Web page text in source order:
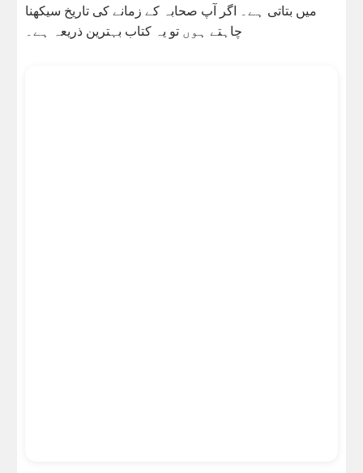
میں بتاتی ہے۔ اگر آپ صحابہ کے زمانے کی تاریخ سیکھنا
چاہتے ہوں تو یہ کتاب بہترین ذریعہ ہے۔